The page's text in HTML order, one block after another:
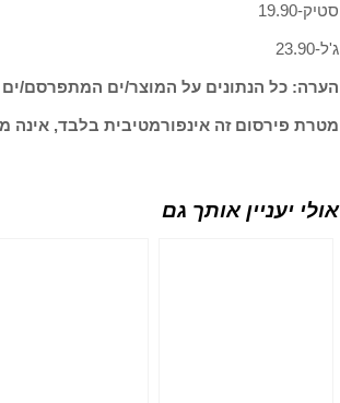
סטיק-19.90
ג'ל-23.90
הערה: כל הנתונים על המוצר/ים המתפרסם/
מטרת פירסום זה אינפורמטיבית בלבד, אינה
אולי יעניין אותך גם